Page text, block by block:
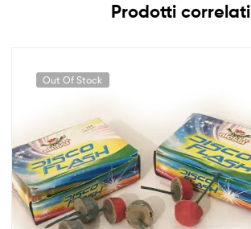
Prodotti correlati
Out Of Stock